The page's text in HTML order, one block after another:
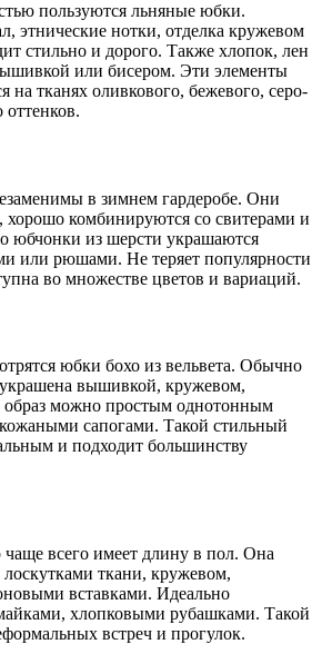
пользуются льняные юбки.
этнические нотки, отделка кружевом
стильно и дорого. Также хлопок, лен
или бисером. Эти элементы
на тканях оливкового, бежевого, серо-
в зимнем гардеробе. Они
хорошо комбинируются со свитерами и
юбчонки из шерсти украшаются
или рюшами. Не теряет популярности
во множестве цветов и вариаций.
юбки бохо из вельвета. Обычно
вышивкой, кружевом,
можно простым однотонным
сапогами. Такой стильный
и подходит большинству
всего имеет длину в пол. Она
ткани, кружевом,
вставками. Идеально
хлопковыми рубашками. Такой
встреч и прогулок.